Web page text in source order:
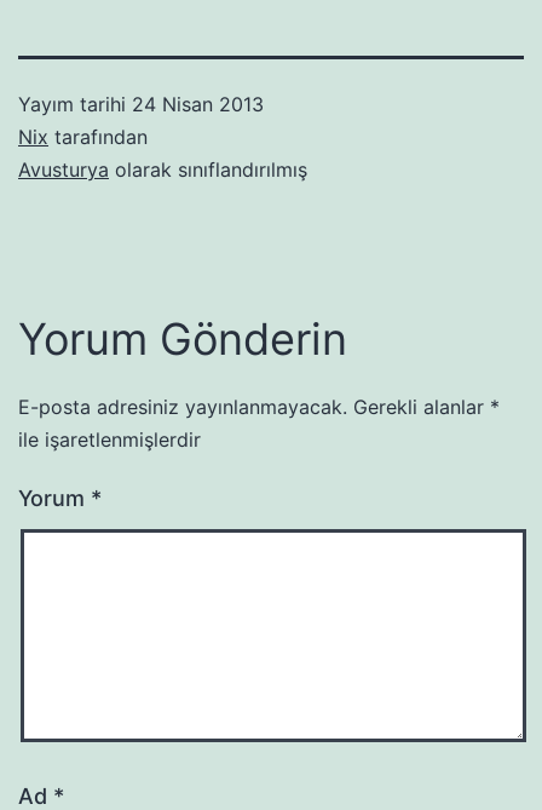
Yayım tarihi 24 Nisan 2013
Nix tarafından
Avusturya olarak sınıflandırılmış
Yorum Gönderin
E-posta adresiniz yayınlanmayacak. Gerekli alanlar *
ile işaretlenmişlerdir
Yorum *
Ad *